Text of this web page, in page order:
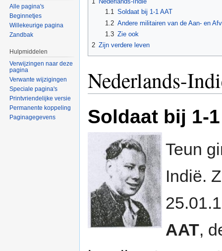
1.1 Soldaat bij 1-1 AAT
1.2 Andere militairen van de Aan- en
1.3 Zie ook
2 Zijn verdere leven
Nederlands-
Soldaat bij 1-
Teun
Indië.
AAT,
Alle pagina's
Beginnetjes
Willekeurige pagina
Zandbak
Hulpmiddelen
Verwijzingen naar deze
pagina
Verwante wijzigingen
Speciale pagina's
Printvriendelijke versie
Permanente koppeling
Paginagegevens